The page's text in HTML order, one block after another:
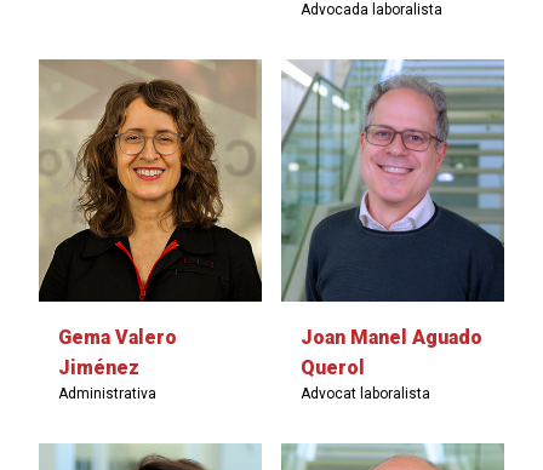
Advocada laboralista
Gema Valero
Jiménez
Administrativa
Joan Manel Aguado
Querol
Advocat laboralista